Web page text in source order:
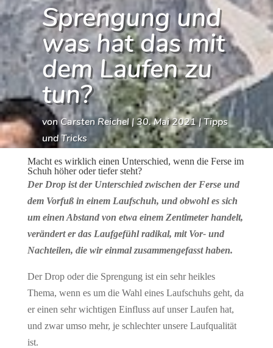
Sprengung und
was hat das mit
dem Laufen zu
tun?
vonCarsten Reichel|30. Mai 2021|Tipps
und Tricks
Macht es wirklich einen Unterschied, wenn die Ferse im
Schuh höher oder tiefer steht?
Der Drop ist der Unterschied zwischen der Ferse und
dem Vorfuß in einem Laufschuh, und obwohl es sich
um einen Abstand von etwa einem Zentimeter handelt,
verändert er das Laufgefühl radikal, mit Vor- und
Nachteilen, die wir einmal zusammengefasst haben.
Der Drop oder die Sprengung ist ein sehr heikles
Thema, wenn es um die Wahl eines Laufschuhs geht, da
er einen sehr wichtigen Einfluss auf unser Laufen hat,
und zwar umso mehr, je schlechter unsere Laufqualität
ist.